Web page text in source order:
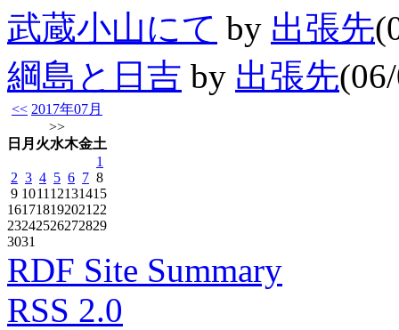
武蔵小山にて by 出張先
綱島と日吉 by 出張先
<< 2017年07月
>>
日 月 火水木金土
1
2 3 4 5 6 7 8
9 1011 12131415
161718192021 22
23242526272829
3031
RDF Site Summary
RSS 2.0